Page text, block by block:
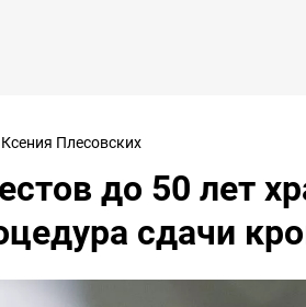
Ксения Плесовских
до 50 лет
сдачи